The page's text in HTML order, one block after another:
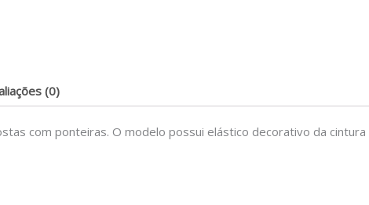
(0)
com ponteiras. O modelo possui elástico decorativo da